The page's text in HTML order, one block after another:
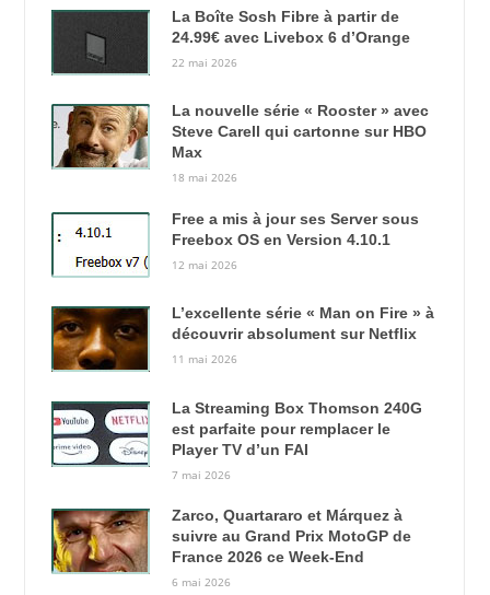
La Boîte Sosh Fibre à partir de
24.99€ avec Livebox 6 d’Orange
22 mai 2026
La nouvelle série « Rooster » avec
Steve Carell qui cartonne sur HBO
Max
18 mai 2026
Free a mis à jour ses Server sous
Freebox OS en Version 4.10.1
12 mai 2026
L’excellente série « Man on Fire » à
découvrir absolument sur Netflix
11 mai 2026
La Streaming Box Thomson 240G
est parfaite pour remplacer le
Player TV d’un FAI
7 mai 2026
Zarco, Quartararo et Márquez à
suivre au Grand Prix MotoGP de
France 2026 ce Week-End
6 mai 2026